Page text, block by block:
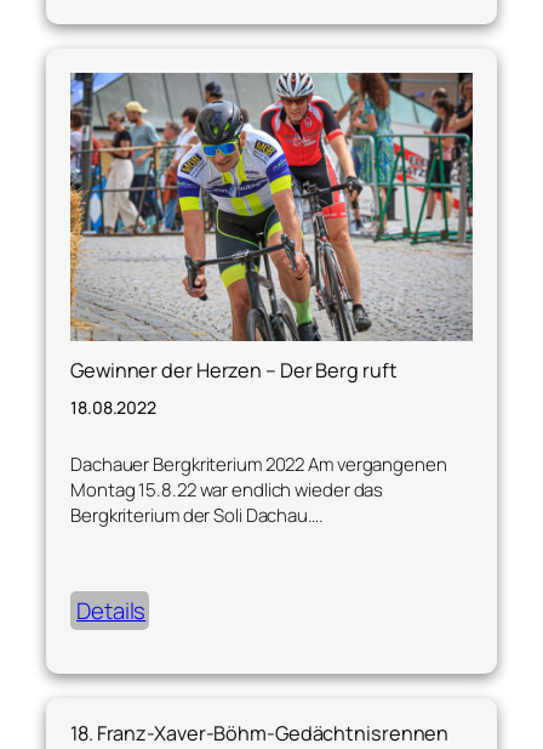
Gewinner der Herzen – Der Berg ruft
18.08.2022
Dachauer Bergkriterium 2022 Am vergangenen
Montag 15.8.22 war endlich wieder das
Bergkriterium der Soli Dachau….
Details
18. Franz-Xaver-Böhm-Gedächtnisrennen